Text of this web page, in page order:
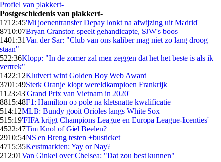
Profiel van plakkert-
Postgeschiedenis van plakkert-
1712:45'Miljoenentransfer Depay lonkt na afwijzing uit Madrid'
8710:07Bryan Cranston speelt gehandicapte, SJW's boos
1401:31Van der Sar: "Club van ons kaliber mag niet zo lang droog
staan"
522:36Klopp: "In de zomer zal men zeggen dat het het beste is als ik
vertrek"
1422:12Kluivert wint Golden Boy Web Award
3701:49Sterk Oranje klopt wereldkampioen Frankrijk
11 23:43'Grand Prix van Vietnam in 2020'
8815:48F1: Hamilton op pole na kletsnatte kwalificatie
514:12MLB: Bundy gooit Orioles langs White Sox
515:19'FIFA krijgt Champions League en Europa League-licenties'
4522:47Tim Knol of Giel Beelen?
2910:54NS en Breng testen +busticket
4715:35Kerstmarkten: Yay or Nay?
212:01Van Ginkel over Chelsea: "Dat zou best kunnen"